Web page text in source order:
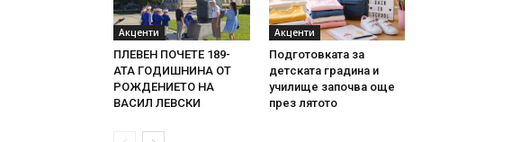
Акценти
ПЛЕВЕН ПОЧЕТЕ 189-
АТА ГОДИШНИНА ОТ
РОЖДЕНИЕТО НА
ВАСИЛ ЛЕВСКИ
Акценти
Подготовката за
детската градина и
училище започва още
през лятото